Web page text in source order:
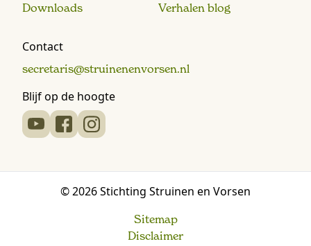
Downloads
Verhalen blog
Contact
secretaris@struinenenvorsen.nl
Blijf op de hoogte
© 2026 Stichting Struinen en Vorsen
Sitemap
Disclaimer